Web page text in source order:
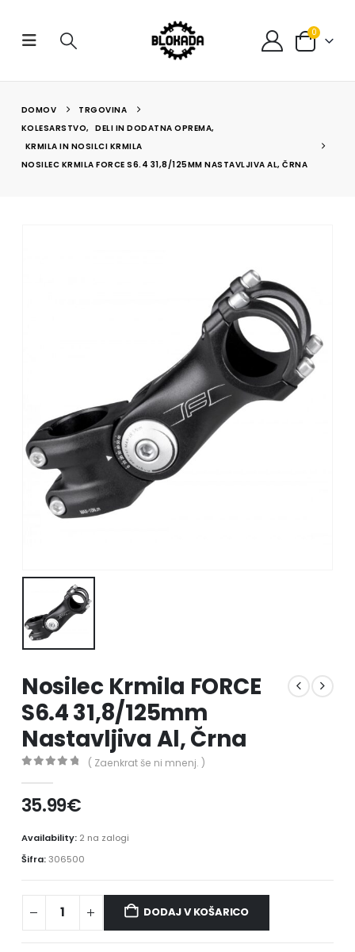
0
DOMOV
TRGOVINA
KOLESARSTVO, DELI IN DODATNA OPREMA,
KRMILA IN NOSILCI KRMILA
NOSILEC KRMILA FORCE S6.4 31,8/125MM NASTAVLJIVA AL, ČRNA
Nosilec Krmila FORCE
S6.4 31,8/125mm
Nastavljiva Al, Črna
( Zaenkrat še ni mnenj. )
35.99€
Availability: 2 na zalogi
Šifra:306500
DODAJ V KOŠARICO